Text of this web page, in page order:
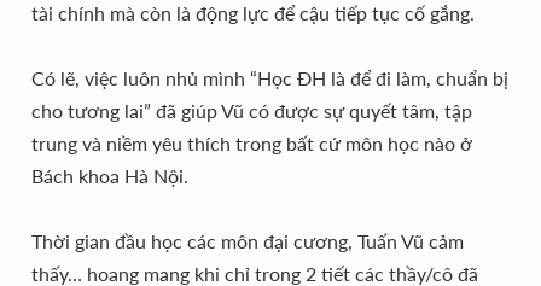
tài chính mà còn là động lực để cậu tiếp tục cố gắng.
Có lẽ, việc luôn nhủ mình “Học ĐH là để đi làm, chuẩn bị
cho tương lai” đã giúp Vũ có được sự quyết tâm, tập
trung và niềm yêu thích trong bất cứ môn học nào ở
Bách khoa Hà Nội.
Thời gian đầu học các môn đại cương, Tuấn Vũ cảm
thấy… hoang mang khi chỉ trong 2 tiết các thầy/cô đã